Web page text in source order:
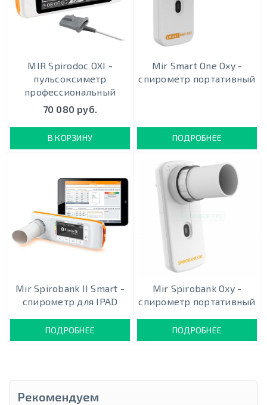
MIR Spirodoc OXI -
пульсоксиметр
профессиональный
70 080 руб.
В КОРЗИНУ
Mir Smart One Oxy -
спирометр портативный
ПОДРОБНЕЕ
Mir Spirobank II Smart -
спирометр для IPAD
ПОДРОБНЕЕ
Mir Spirobank Oxy -
спирометр портативный
ПОДРОБНЕЕ
Рекомендуем